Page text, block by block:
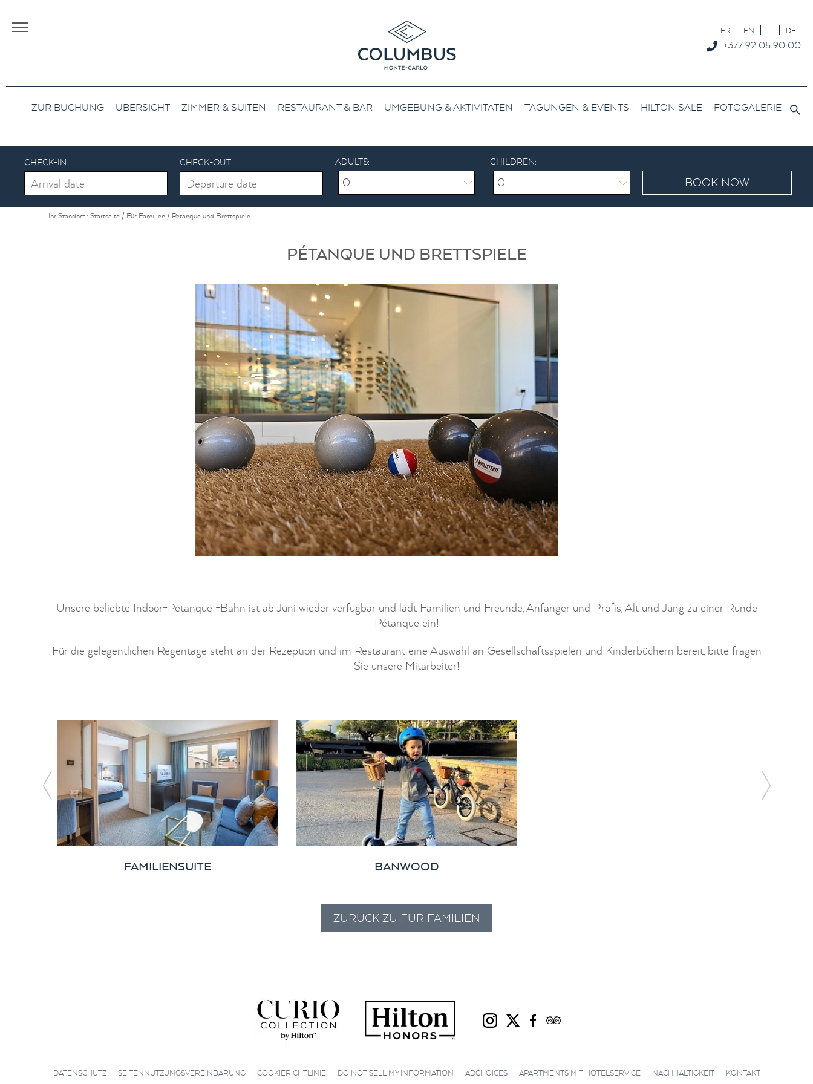
FR EN IT DE
+377 92 05 90 00
ZUR BUCHUNG ÜBERSICHT ZIMMER & SUITEN RESTAURANT & BAR UMGEBUNG & AKTIVITÄTEN TAGUNGEN & EVENTS HILTON SALE FOTOGALERIE
CHECK-IN CHECK-OUT ADULTS:
0
CHILDREN:
0
Ihr Standort : Startseite/ Für Familien/ Pétanque und Brettspiele
PÉTANQUE UND BRETTSPIELE
Unsere beliebte Indoor-Petanque -Bahn ist ab Juni wieder verfügbar und lädt Familien und Freunde, Anfänger und Profis, Alt und Jung zu einer Runde
Pétanque ein!
Für die gelegentlichen Regentage steht an der Rezeption und im Restaurant eine Auswahl an Gesellschaftsspielen und Kinderbüchern bereit, bitte fragen
Sie unsere Mitarbeiter!
FAMILIENSUITE BANWOOD
ZURÜCK ZU FÜR FAMILIEN
DATENSCHUTZ SEITENNUTZUNGSVEREINBARUNG COOKIERICHTLINIE DO NOT SELL MY INFORMATION ADCHOICES APARTMENTS MIT HOTELSERVICE NACHHALTIGKEIT KONTAKT